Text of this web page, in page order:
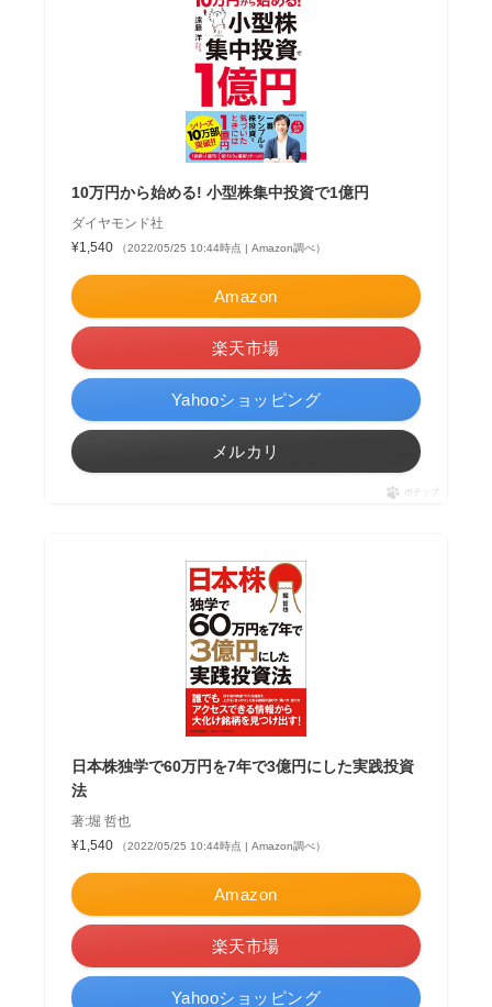
10万円から始める! 小型株集中投資で1億円
ダイヤモンド社
¥1,540
（2022/05/25 10:44時点 | Amazon調べ）
Amazon
楽天市場
Yahooショッピング
メルカリ
ポチップ
日本株独学で60万円を7年で3億円にした実践投資
法
著:堀 哲也
¥1,540
（2022/05/25 10:44時点 | Amazon調べ）
Amazon
楽天市場
Yahooショッピング